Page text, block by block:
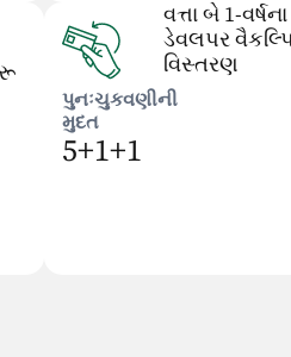
પુનઃચુકવણીની
મુદત
5+1+1
વત્તા બે 1-વર્ષના
ડેવલપર
વિસ્તરણ